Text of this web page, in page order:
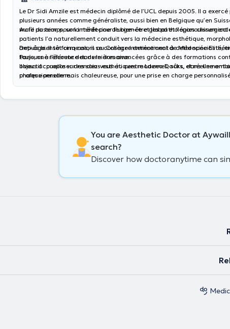
Le Dr Sidi Amzile est médecin diplômé de l’UCL depuis 2005. Il a
plusieurs années comme généraliste, aussi bien en Belgique qu’en
vraie passion pour la médecine d’urgence et les pathologies
Au fil du temps, son intérêt pour le bien-être global et l’épanouissement
patients l’a naturellement conduit vers la médecine esthétique,
anti-âge. Il se forme alors au Collège International de Médecine
Paris, une référence dans le domaine.
Depuis bientôt cinq ans, il se consacre entièrement à cette spécialité,
toujours à l’écoute des dernières avancées grâce à des formations
objectif : proposer des soins esthétiques modernes, sûrs, et réellement
chaque personne.
Il vous accueille sur rendez-vous au centreLazeo Docks, dans une
professionnelle mais chaleureuse, pour une prise en charge
You are Aesthetic Doctor at
search?
Discover how doctoranytime can